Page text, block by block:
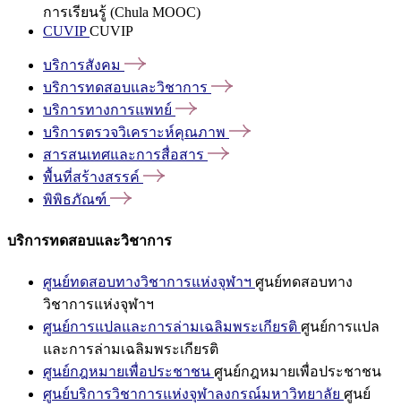
การเรียนรู้ (Chula MOOC)
CUVIPCUVIP
บริการสังคม
บริการทดสอบและวิชาการ
บริการทางการแพทย์
บริการตรวจวิเคราะห์คุณภาพ
สารสนเทศและการสื่อสาร
พื้นที่สร้างสรรค์
พิพิธภัณฑ์
บริการทดสอบและวิชาการ
ศูนย์ทดสอบทางวิชาการแห่งจุฬาฯ ศูนย์ทดสอบทาง
วิชาการแห่งจุฬาฯ
ศูนย์การแปลและการล่ามเฉลิมพระเกียรติ ศูนย์การแปล
และการล่ามเฉลิมพระเกียรติ
ศูนย์กฎหมายเพื่อประชาชน ศูนย์กฎหมายเพื่อประชาชน
ศูนย์บริการวิชาการแห่งจุฬาลงกรณ์มหาวิทยาลัย ศูนย์